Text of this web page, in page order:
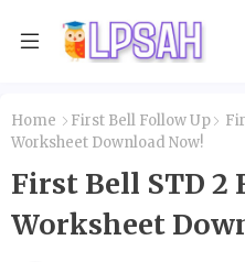
Home First Bell Follow Up
Worksheet Download Now!
First Bell STD 2
Worksheet